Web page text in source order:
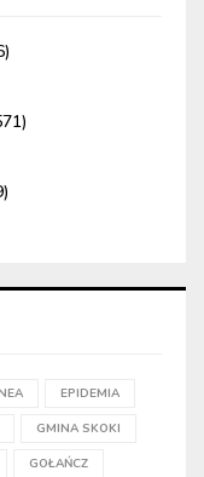
EPIDEMIA
GMINA SKOKI
GOŁAŃCZ